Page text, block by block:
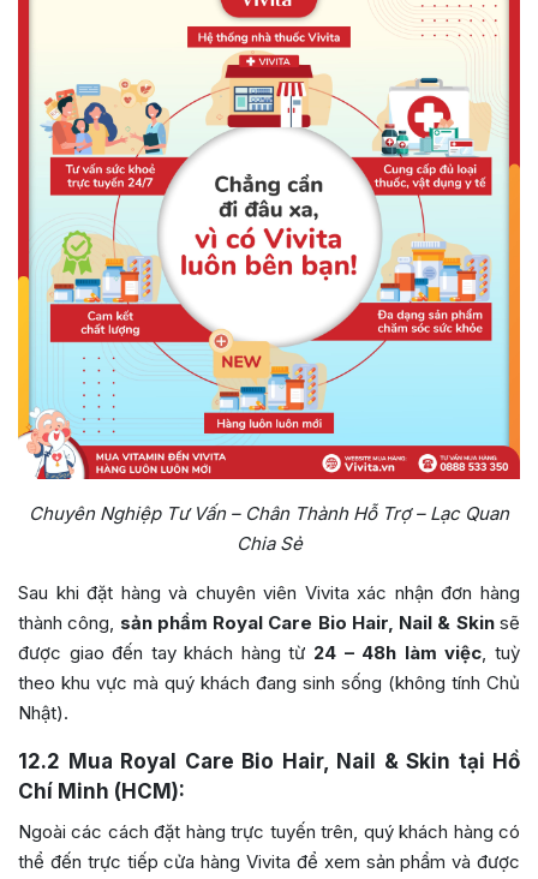
Chuyên Nghiệp Tư Vấn – Chân Thành Hỗ Trợ – Lạc Quan
Chia Sẻ
Sau khi đặt hàng và chuyên viên Vivita xác nhận đơn hàng
thành công, sản phẩm Royal Care Bio Hair, Nail & Skinsẽ
được giao đến tay khách hàng từ 24 – 48h làm việc, tuỳ
theo khu vực mà quý khách đang sinh sống (không tính Chủ
Nhật).
12.2 Mua Royal Care Bio Hair, Nail & Skin tại Hồ
Chí Minh (HCM):
Ngoài các cách đặt hàng trực tuyến trên, quý khách hàng có
thể đến trực tiếp cửa hàng Vivita để xem sản phẩm và được